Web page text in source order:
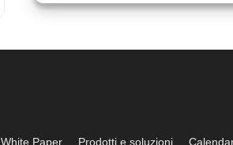
White Paper Prodotti e soluzioni